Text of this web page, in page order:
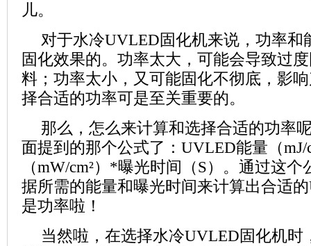
儿。
对于水冷UVLED固化机来说，功率和
固化效果的。功率太大，可能会导致过
料；功率太小，又可能固化不彻底，影
择合适的功率可是至关重要的。
那么，怎么来计算和选择合适的功率
面提到的那个公式了：UVLED能量（mJ/
（mW/cm²）*曝光时间（S）。通过这
据所需的能量和曝光时间来计算出合适
是功率啦！
当然啦，在选择水冷UVLED固化机时